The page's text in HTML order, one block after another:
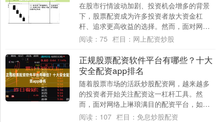
在股市行情波动加剧、投资机会增多的背景
下，股票配资成为许多投资者放大资金杠
杆、追求更高收益的选择。然而，面对网络
上琳琅满目的配资平台，如何辨别并选择一
阅读： 75 栏目： 网上配资炒股
正规股票配资软件平台有哪些？十大
安全配资app排名
随着股票市场的活跃炒股配资网，越来越多
的投资者开始关注配资这一杠杆工具。然
而，面对网络上琳琅满目的配资平台，如何
选择一个**正规、安全、可靠**的软件，成为
阅读： 107 栏目： 免息炒股配资